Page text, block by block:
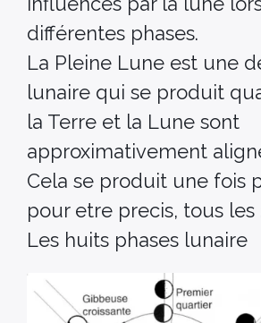
différentes phases.
La Pleine Lune est une
lunaire qui se produit
la Terre et la Lune sont
approximativement
Cela se produit une fois
pour etre precis, tous les
Les huits phases lunaire